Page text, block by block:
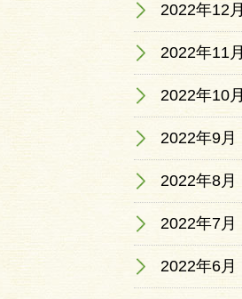
2022年12月
2022年11月
2022年10月
2022年9月
2022年8月
2022年7月
2022年6月